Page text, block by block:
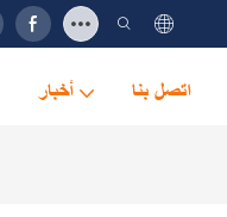
أخبار اتصل بنا